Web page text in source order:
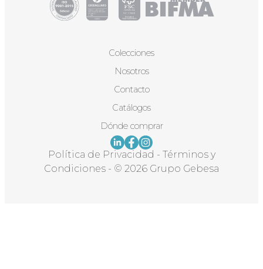
Colecciones
Nosotros
Contacto
Catálogos
Dónde comprar
Política de Privacidad - Términos y
Condiciones - © 2026 Grupo Gebesa